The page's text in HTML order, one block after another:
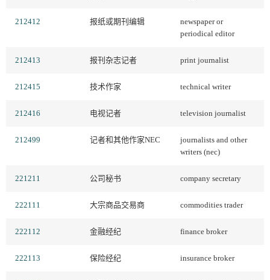
212412 报纸或期刊编辑
newspaper or
periodical editor
212413 报刊杂志记者 print journalist
212415 技术作家 technical writer
212416 电视记者 television journalist
212499 记者和其他作家NEC
journalists and other
writers (nec)
221211 公司秘书 company secretary
222111 大宗商品交易商 commodities trader
222112 金融经纪 finance broker
222113 保险经纪 insurance broker